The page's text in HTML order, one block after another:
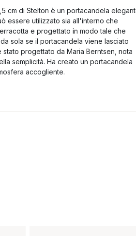
cm di Stelton è un portacandela
essere utilizzato sia all'interno che
e progettato in modo tale che
sola se il portacandela viene lasciato
progettato da Maria Berntsen, nota
semplicità. Ha creato un portacandela
accogliente.